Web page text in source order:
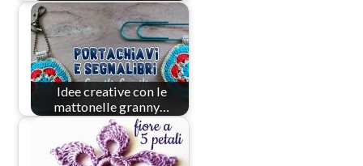
Idee creative con le
mattonelle granny…